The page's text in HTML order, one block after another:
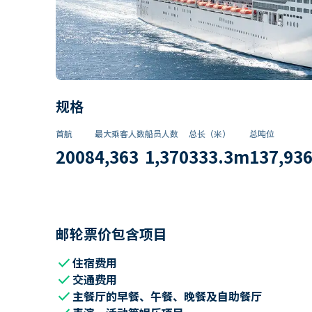
规格
首航
2008
最大乘客人数
4,363
船员人数
1,370
总长（米）
333.3m
总吨位
137,936
邮轮票价包含项目
check住宿费用
check 交通费用
check主餐厅的早餐、午餐、晚餐及自助餐厅